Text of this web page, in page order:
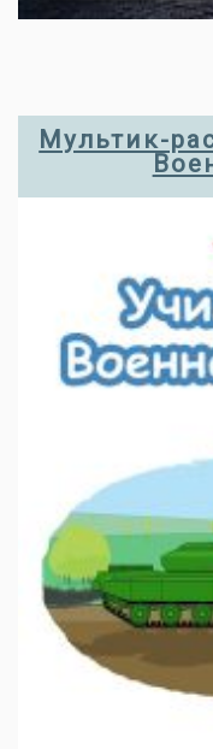
Мультик-